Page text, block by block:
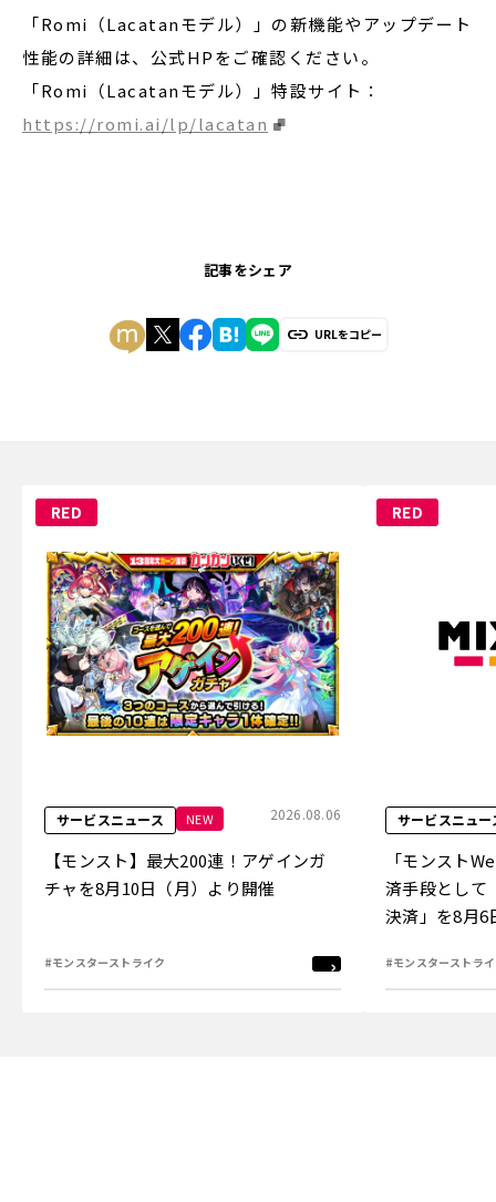
「Romi（Lacatanモデル）」の新機能やアップデート
性能の詳細は、公式HPをご確認ください。
「Romi（Lacatanモデル）」特設サイト：
https://romi.ai/lp/lacatan
記事をシェア
URLをコピー
RED
サービスニュース NEW 2026.08.06
【モンスト】最大200連！アゲインガ
チャを8月10日（月）より開催
#モンスターストライク
RED
サービスニュー
「モンスト
済手段として
決済」を8月6
#モンスターストラ